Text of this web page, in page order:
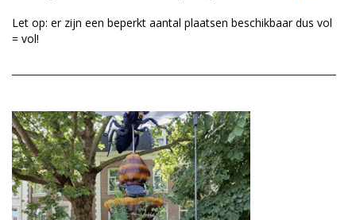
Let op: er zijn een beperkt aantal plaatsen beschikbaar dus vol
= vol!